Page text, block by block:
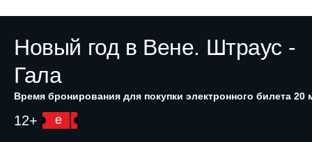
Новый год в Вене. Штраус -
Гала
Время бронирования для покупки электронного билета 20
12+ e